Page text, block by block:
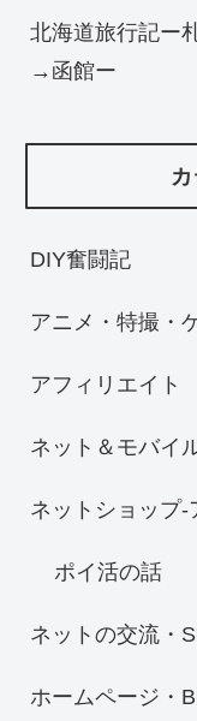
北海道旅行記ー
→函館ー
DIY奮闘記
アニメ・特撮・
アフィリエイト
ネット＆モバイ
ネットショップ-
ポイ活の話
ネットの交流・
ホームページ・